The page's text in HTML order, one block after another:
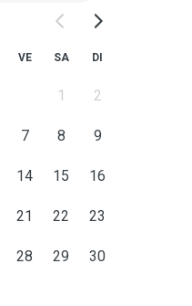
VE SA DI
1 2
7 8 9
14 15 16
21 22 23
28 29 30